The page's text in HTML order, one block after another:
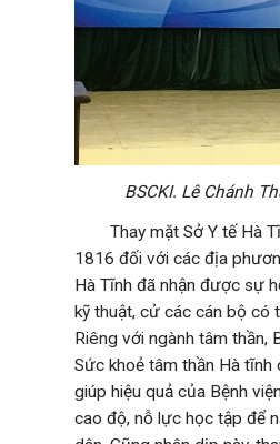
BSCKI. Lê Chánh
Thay mặt Sở Y tế Hà
1816 đối với các địa
Hà Tĩnh đã nhận được sự
kỹ thuật, cử các cán bộ có
Riêng với ngành tâm thần,
Sức khoẻ tâm thần Hà tĩnh
giúp hiệu quả của Bệnh
cao độ, nỗ lực học tập để